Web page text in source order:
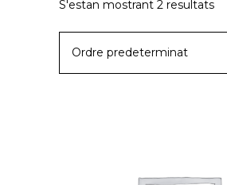
S'estan mostrant 2 resultats
Ordre predeterminat